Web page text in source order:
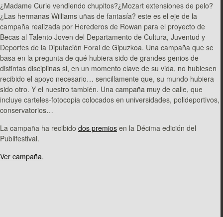
¿Madame Curie vendiendo chupitos?¿Mozart extensiones de pelo?
¿Las hermanas Williams uñas de fantasía? este es el eje de la
campaña realizada por Herederos de Rowan para el proyecto de
Becas al Talento Joven del Departamento de Cultura, Juventud y
Deportes de la Diputación Foral de Gipuzkoa. Una campaña que se
basa en la pregunta de qué hubiera sido de grandes genios de
distintas disciplinas si, en un momento clave de su vida, no hubiesen
recibido el apoyo necesario… sencillamente que, su mundo hubiera
sido otro. Y el nuestro también. Una campaña muy de calle, que
incluye carteles-fotocopia colocados en universidades, polideportivos,
conservatorios…
La campaña ha recibido dos premios en la Décima edición del
Publifestival.
Ver campaña.